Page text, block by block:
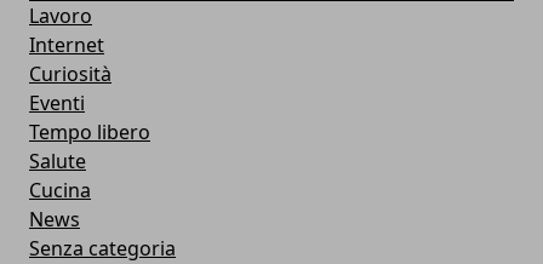
Lavoro
Internet
Curiosità
Eventi
Tempo libero
Salute
Cucina
News
Senza categoria